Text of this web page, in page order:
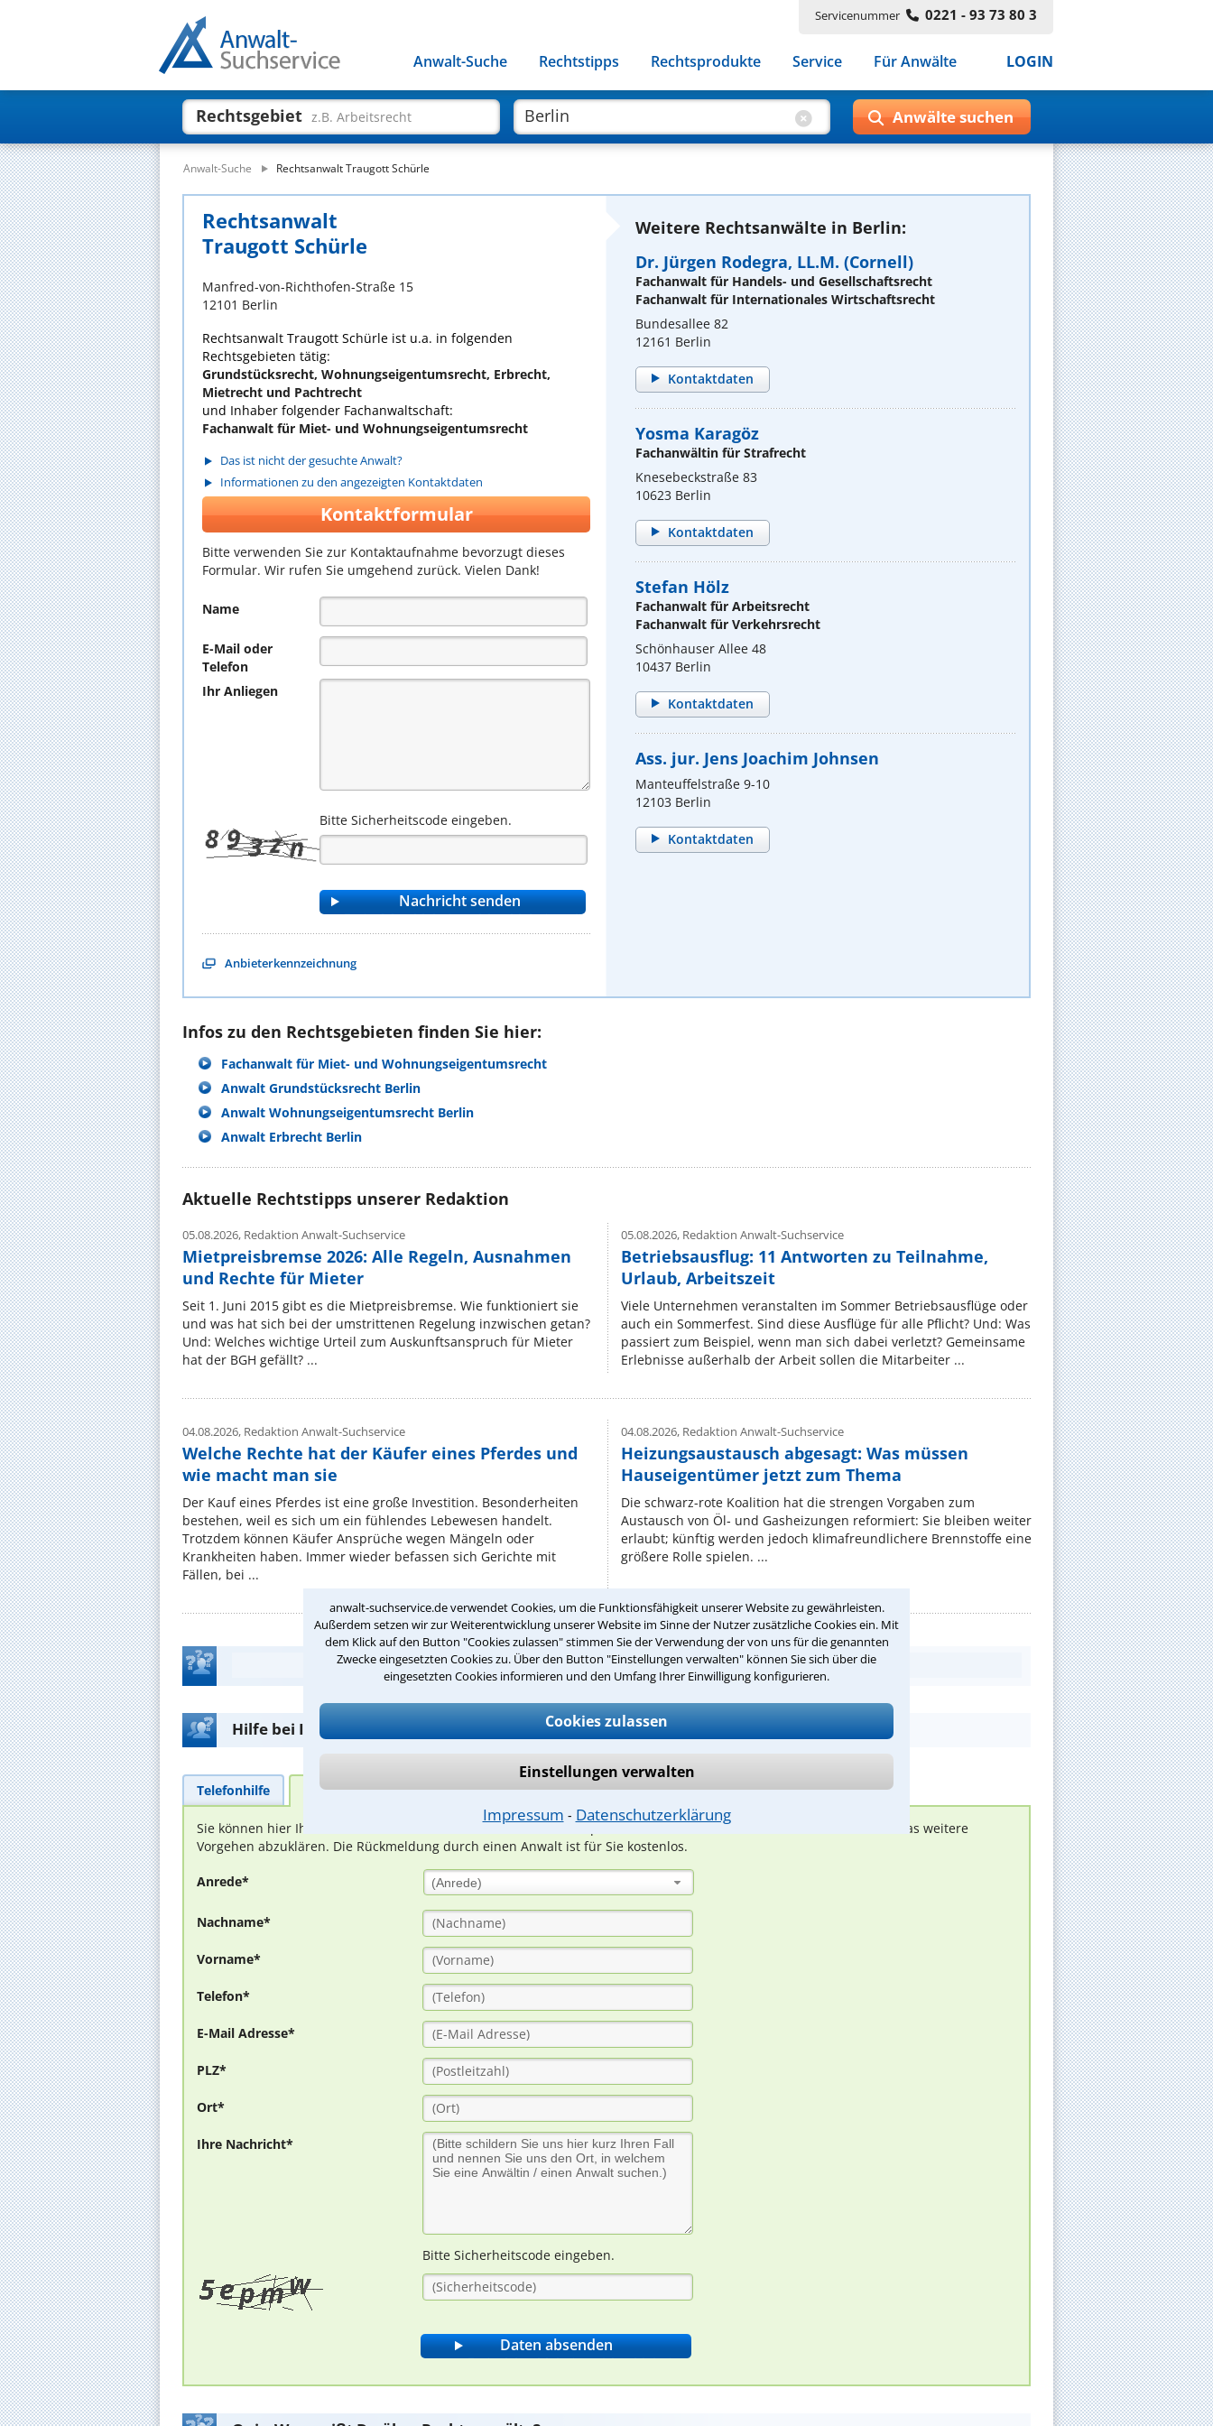
anwalt-suchservice.de verwendet Cookies, um die Funktionsfähigkeit unserer Website zu gewährleisten.
Außerdem setzen wir zur Weiterentwicklung unserer Website im Sinne der Nutzer zusätzliche Cookies ein. Mit
dem Klick auf den Button "Cookies zulassen" stimmen Sie der Verwendung der von uns für die genannten
Zwecke eingesetzten Cookies zu. Über den Button "Einstellungen verwalten" können Sie sich über die
eingesetzten Cookies informieren und den Umfang Ihrer Einwilligung konfigurieren.
Cookies zulassen
Einstellungen verwalten
Impressum ⁃ Datenschutzerklärung
Servicenummer 0221 - 93 73 80 3
Anwalt-Suche Rechtstipps Rechtsprodukte Service Für Anwälte LOGIN
Rechtsgebiet z.B. Arbeitsrecht
Anwalt-Suche Rechtsanwalt Traugott Schürle
Rechtsanwalt
Traugott Schürle
Manfred-von-Richthofen-Straße 15
12101 Berlin
Rechtsanwalt Traugott Schürle ist u.a. in folgenden
Rechtsgebieten tätig:
Grundstücksrecht, Wohnungseigentumsrecht, Erbrecht,
Mietrecht und Pachtrecht
und Inhaber folgender Fachanwaltschaft:
Fachanwalt für Miet- und Wohnungseigentumsrecht
Das ist nicht der gesuchte Anwalt?
Informationen zu den angezeigten Kontaktdaten
Kontaktformular
Bitte verwenden Sie zur Kontaktaufnahme bevorzugt dieses
Formular. Wir rufen Sie umgehend zurück. Vielen Dank!
Name
E-Mail oder
Telefon
Ihr Anliegen
Bitte Sicherheitscode eingeben.
Anbieterkennzeichnung
Weitere Rechtsanwälte in Berlin:
Dr. Jürgen Rodegra, LL.M. (Cornell)
Fachanwalt für Handels- und Gesellschaftsrecht
Fachanwalt für Internationales Wirtschaftsrecht
Bundesallee 82
12161 Berlin
Kontaktdaten
Yosma Karagöz
Fachanwältin für Strafrecht
Knesebeckstraße 83
10623 Berlin
Kontaktdaten
Stefan Hölz
Fachanwalt für Arbeitsrecht
Fachanwalt für Verkehrsrecht
Schönhauser Allee 48
10437 Berlin
Kontaktdaten
Ass. jur. Jens Joachim Johnsen
Manteuffelstraße 9-10
12103 Berlin
Kontaktdaten
Infos zu den Rechtsgebieten finden Sie hier:
Fachanwalt für Miet- und Wohnungseigentumsrecht
Anwalt Grundstücksrecht Berlin
Anwalt Wohnungseigentumsrecht Berlin
Anwalt Erbrecht Berlin
Aktuelle Rechtstipps unserer Redaktion
05.08.2026, Redaktion Anwalt-Suchservice
Mietpreisbremse 2026: Alle Regeln, Ausnahmen
und Rechte für Mieter
Seit 1. Juni 2015 gibt es die Mietpreisbremse. Wie funktioniert sie
und was hat sich bei der umstrittenen Regelung inzwischen getan?
Und: Welches wichtige Urteil zum Auskunftsanspruch für Mieter
hat der BGH gefällt? ...
05.08.2026,Redaktion Anwalt-Suchservice
Betriebsausflug: 11 Antworten zu Teilnahme,
Urlaub, Arbeitszeit
Viele Unternehmen veranstalten im Sommer Betriebsausflüge oder
auch ein Sommerfest. Sind diese Ausflüge für alle Pflicht? Und: Was
passiert zum Beispiel, wenn man sich dabei verletzt? Gemeinsame
Erlebnisse außerhalb der Arbeit sollen die Mitarbeiter ...
04.08.2026, Redaktion Anwalt-Suchservice
Welche Rechte hat der Käufer eines Pferdes und
wie macht man sie
Der Kauf eines Pferdes ist eine große Investition. Besonderheiten
bestehen, weil es sich um ein fühlendes Lebewesen handelt.
Trotzdem können Käufer Ansprüche wegen Mängeln oder
Krankheiten haben. Immer wieder befassen sich Gerichte mit
Fällen, bei ...
04.08.2026,Redaktion Anwalt-Suchservice
Heizungsaustausch abgesagt: Was müssen
Hauseigentümer jetzt zum Thema
Die schwarz-rote Koalition hat die strengen Vorgaben zum
Austausch von Öl‑ und Gasheizungen reformiert: Sie bleiben weiter
erlaubt; künftig werden jedoch klimafreundlichere Brennstoffe eine
größere Rolle spielen. ...
Teste Dein Rechtswissen
Hilfe bei Ihrer Anwaltsuche?
Telefonhilfe Beratungsanfrage
Sie können hier Ihren Fall schildern. Anschließend werden sich spezialisierte Rechtsanwälte bei Ihnen melden, um das weitere
Vorgehen abzuklären. Die Rückmeldung durch einen Anwalt ist für Sie kostenlos.
Anrede* (Anrede)
Nachname*
Vorname*
Telefon*
E-Mail Adresse*
PLZ*
Ort*
Ihre Nachricht*
Bitte Sicherheitscode eingeben.